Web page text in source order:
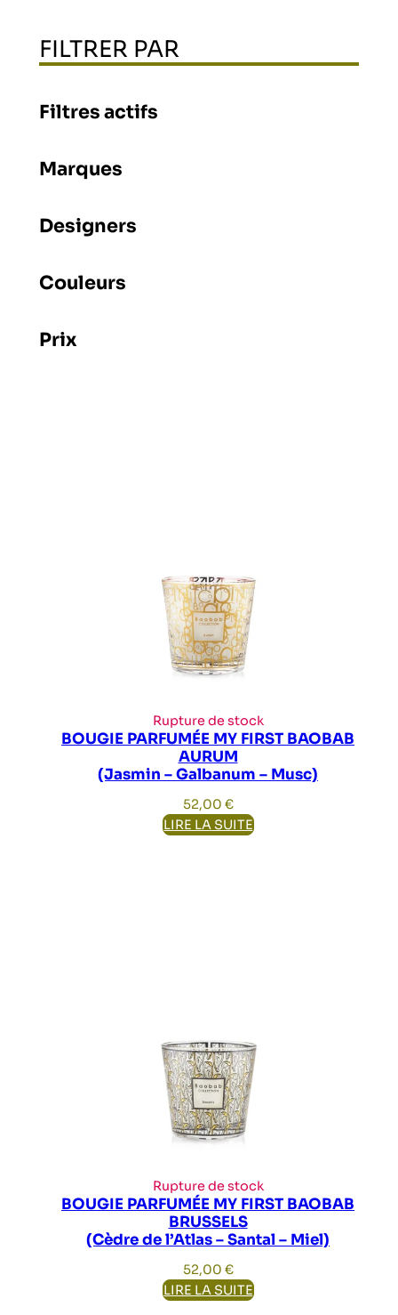
FILTRER PAR
Filtres actifs
Marques
Designers
Couleurs
Prix
Rupture de stock
BOUGIE PARFUMÉE MY FIRST BAOBAB
AURUM
(Jasmin – Galbanum – Musc)
52,00 €
LIRE LA SUITE
Rupture de stock
BOUGIE PARFUMÉE MY FIRST BAOBAB
BRUSSELS
(Cèdre de l’Atlas – Santal – Miel)
52,00 €
LIRE LA SUITE